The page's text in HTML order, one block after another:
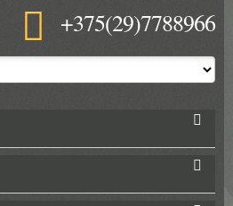
+375(29)7788966